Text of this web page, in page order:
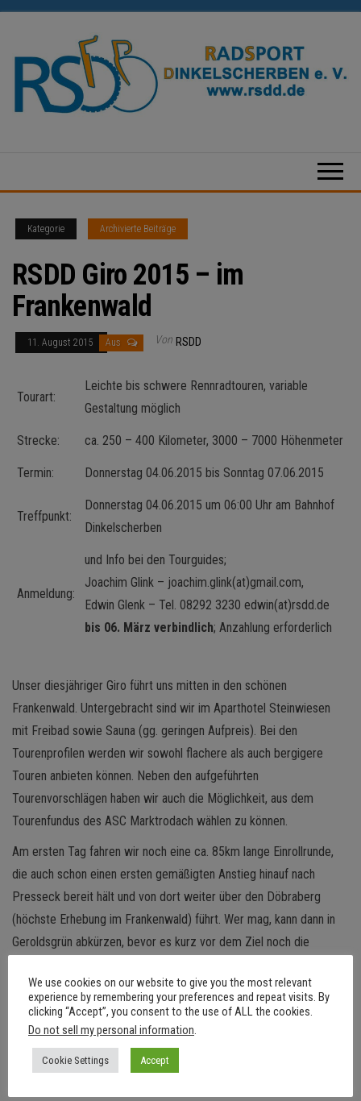
springen
e.V.
Kategorie Archivierte Beiträge
RSDD Giro 2015 – im
Frankenwald
11. August 2015 Aus Von RSDD
Tourart:
Leichte bis schwere Rennradtouren, variable
Gestaltung möglich
Strecke: ca. 250 – 400 Kilometer, 3000 – 7000 Höhenmeter
Termin: Donnerstag 04.06.2015 bis Sonntag 07.06.2015
Treffpunkt:
Donnerstag 04.06.2015 um 06:00 Uhr am Bahnhof
Dinkelscherben
Anmeldung:
und Info bei den Tourguides;
Joachim Glink – joachim.glink(at)gmail.com,
Edwin Glenk – Tel. 08292 3230 edwin(at)rsdd.de
bis 06. März verbindlich; Anzahlung erforderlich
Unser diesjähriger Giro führt uns mitten in den schönen
Frankenwald. Untergebracht sind wir im Aparthotel Steinwiesen
mit Freibad sowie Sauna (gg. geringen Aufpreis). Bei den
Tourenprofilen werden wir sowohl flachere als auch bergigere
Touren anbieten können. Neben den aufgeführten
Tourenvorschlägen haben wir auch die Möglichkeit, aus dem
Tourenfundus des ASC Marktrodach wählen zu können.
Am ersten Tag fahren wir noch eine ca. 85km lange Einrollrunde,
die auch schon einen ersten gemäßigten Anstieg hinauf nach
Presseck bereit hält und von dort weiter über den Döbraberg
(höchste Erhebung im Frankenwald) führt. Wer mag, kann dann in
Geroldsgrün abkürzen, bevor es kurz vor dem Ziel noch die
Am zweiten Tag statten wir auch dem Thüringer Wald einen
Besuch ab. Unsere Strecke führt über überwiegend kleine
Strassen zum längsten Anstieg im Frankenwald: hinauf nach
Gräfenthal und weiter auf den Rennsteig. Danach ist es mit den
We use cookies on our website to give you the most relevant
experience by remembering your preferences and repeat visits. By
clicking “Accept”, you consent to the use of ALL the cookies.
Do not sell my personal information
Cookie Settings Accept